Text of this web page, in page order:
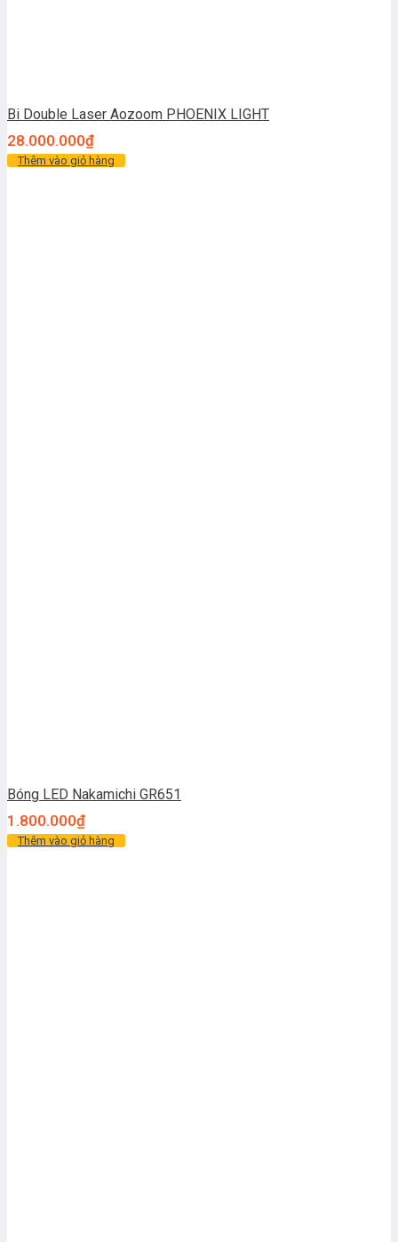
Bi Double Laser Aozoom PHOENIX LIGHT
28.000.000₫
Thêm vào giỏ hàng
Bóng LED Nakamichi GR651
1.800.000₫
Thêm vào giỏ hàng